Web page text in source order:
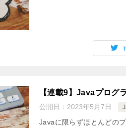
【連載9】Javaプログ
公開日： 2023年5月7日
Javaに限らずほとんどの